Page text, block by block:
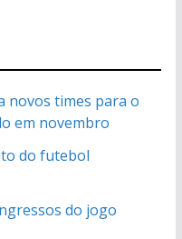
novos times para o
em novembro
do futebol
do jogo